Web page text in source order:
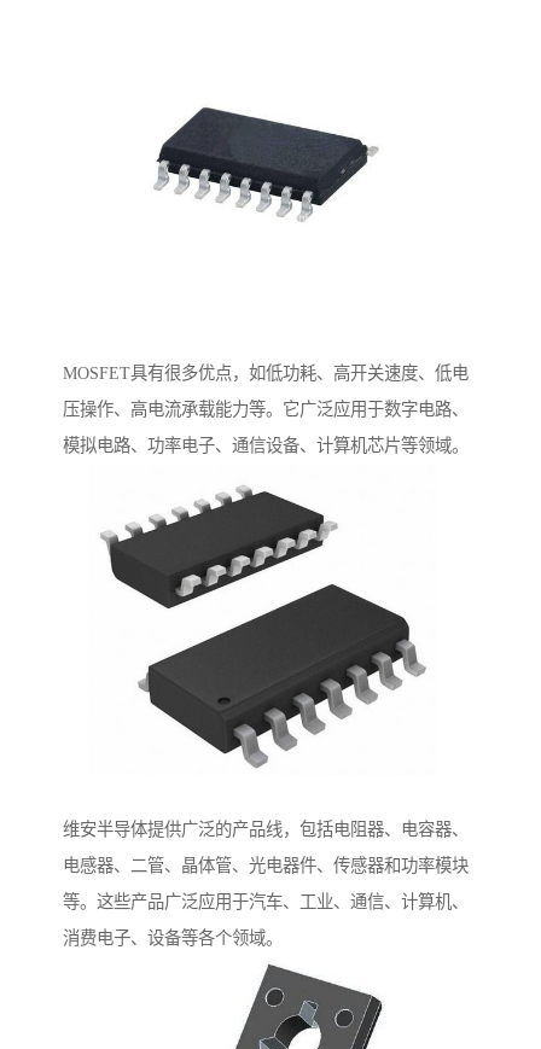
MOSFET具有很多优点，如低功耗、高开关速度、低电
压操作、高电流承载能力等。它广泛应用于数字电路、
模拟电路、功率电子、通信设备、计算机芯片等领域。
维安半导体提供广泛的产品线，包括电阻器、电容器、
电感器、二管、晶体管、光电器件、传感器和功率模块
等。这些产品广泛应用于汽车、工业、通信、计算机、
消费电子、设备等各个领域。